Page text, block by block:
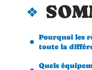
Pourquoi les
toute la
Quels